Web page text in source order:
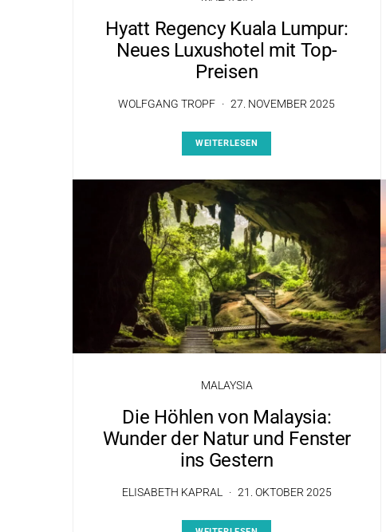
Hyatt Regency Kuala Lumpur:
Neues Luxushotel mit Top-
Preisen
WOLFGANG TROPF 27. NOVEMBER 2025
WEITERLESEN
MALAYSIA
Die Höhlen von Malaysia:
Wunder der Natur und Fenster
ins Gestern
ELISABETH KAPRAL 21. OKTOBER 2025